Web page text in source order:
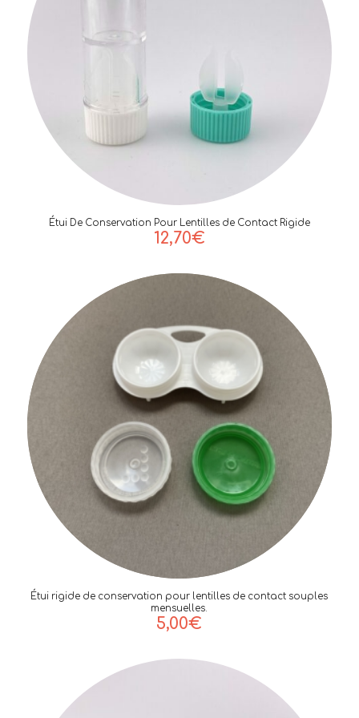
Étui De Conservation Pour Lentilles de Contact Rigide
12,70€
Étui rigide de conservation pour lentilles de contact souples
mensuelles.
5,00€